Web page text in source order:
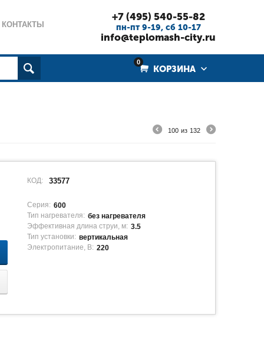
КОНТАКТЫ
+7 (495) 540-55-82
пн-пт 9-19, cб 10-17
info@teplomash-city.ru
0
КОРЗИНА
100 из 132
КОД: 33577
Серия: 600
Тип нагревателя: без нагревателя
Эффективная длина струи, м: 3.5
Тип установки: вертикальная
Электропитание, В: 220